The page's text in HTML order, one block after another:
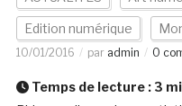
Edition numérique
10/01/2016 par admin 0
Temps de lecture : 3